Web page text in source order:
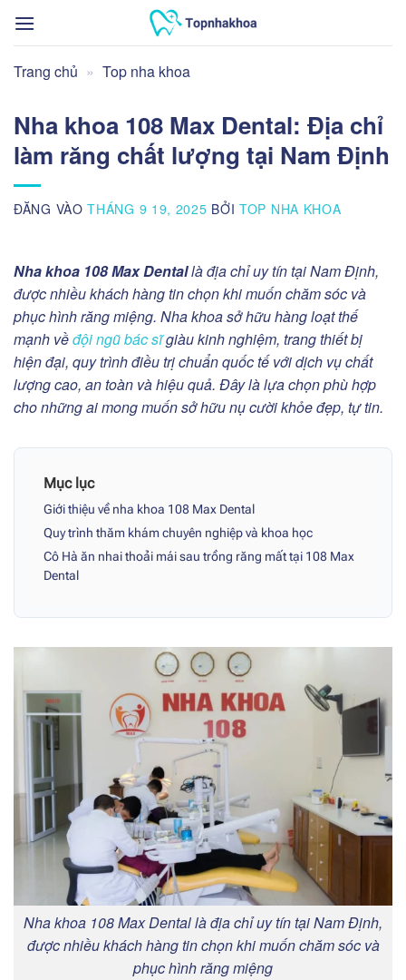
qua
dung
Trang chủ » Top nha khoa
Nha khoa 108 Max Dental: Địa chỉ
làm răng chất lượng tại Nam Định
ĐĂNG VÀOTHÁNG 9 19, 2025 BỞITOP NHA KHOA
Nha khoa 108 Max Dentallà địa chỉ uy tín tại Nam Định,
được nhiều khách hàng tin chọn khi muốn chăm sóc và
phục hình răng miệng. Nha khoa sở hữu hàng loạt thế
mạnh vềđội ngũ bác sĩgiàu kinh nghiệm, trang thiết bị
hiện đại, quy trình điều trị chuẩn quốc tế với dịch vụ chất
lượng cao, an toàn và hiệu quả. Đây là lựa chọn phù hợp
cho những ai mong muốn sở hữu nụ cười khỏe đẹp, tự tin.
Mục lục
Giới thiệu về nha khoa 108 Max Dental
Quy trình thăm khám chuyên nghiệp và khoa học
Cô Hà ăn nhai thoải mái sau trồng răng mất tại 108 Max
Dental
Nha khoa 108 Max Dental là địa chỉ uy tín tại Nam Định,
được nhiều khách hàng tin chọn khi muốn chăm sóc và
phục hình răng miệng